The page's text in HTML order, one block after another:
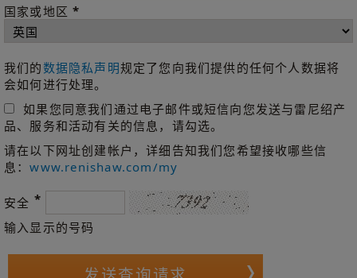
国家或地区*
我们的数据隐私声明规定了您向我们提供的任何个人数据将
会如何进行处理。
如果您同意我们通过电子邮件或短信向您发送与雷尼绍产
品、服务和活动有关的信息，请勾选。
请在以下网址创建帐户，详细告知我们您希望接收哪些信
息：www.renishaw.com/my
安全 *
输入显示的号码